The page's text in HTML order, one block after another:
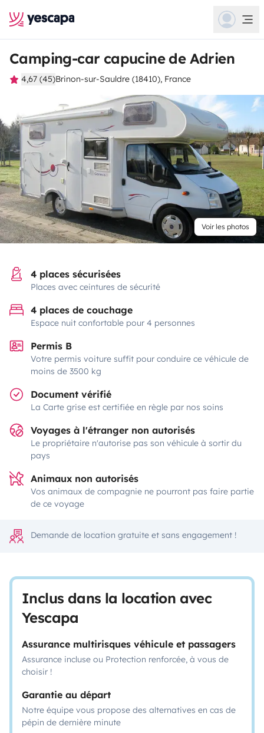
Camping-car capucine de Adrien
4,67 (45)Brinon-sur-Sauldre (18410), France
Voir les photos
4 places sécurisées
Places avec ceintures de sécurité
4 places de couchage
Espace nuit confortable pour 4 personnes
Permis B
Votre permis voiture suffit pour conduire ce véhicule de
moins de 3500 kg
Document vérifié
La Carte grise est certifiée en règle par nos soins
Voyages à l'étranger non autorisés
Le propriétaire n'autorise pas son véhicule à sortir du
pays
Animaux non autorisés
Vos animaux de compagnie ne pourront pas faire partie
de ce voyage
Demande de location gratuite et sans engagement !
Inclus dans la location avec
Yescapa
Assurance multirisques véhicule et passagers
Assurance incluse ou Protection renforcée, à vous de
choisir !
Garantie au départ
Notre équipe vous propose des alternatives en cas de
pépin de dernière minute